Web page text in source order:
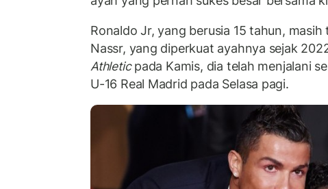
Ronaldo Jr, yang berusia 15 tahun,
Nassr, yang diperkuat ayahnya sejak
Athleticpada Kamis, dia telah menjalani
U-16 Real Madrid pada Selasa pagi.